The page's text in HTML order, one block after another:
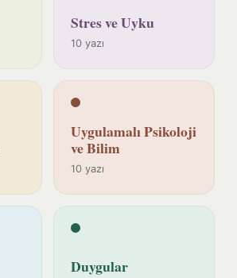
Stres ve Uyku
10 yazı
Uygulamalı Psikoloji
ve Bilim
10 yazı
Duygular